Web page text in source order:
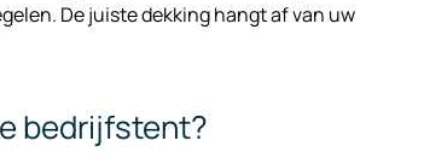
De juiste dekking hangt af van uw
bedrijfstent?